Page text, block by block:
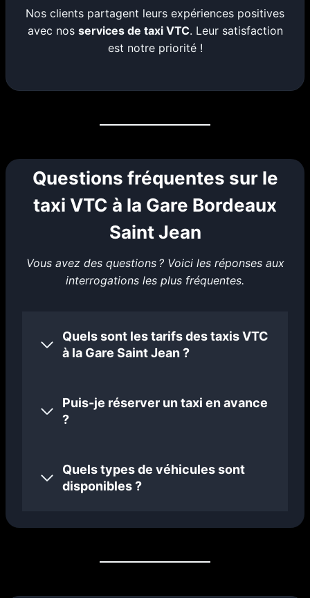
Nos clients partagent leurs expériences positives
avec nos services de taxi VTC. Leur satisfaction
est notre priorité !
Questions fréquentes sur le
taxi VTC à la Gare Bordeaux
Saint Jean
Vous avez des questions ? Voici les réponses aux
interrogations les plus fréquentes.
Quels sont les tarifs des taxis VTC
à la Gare Saint Jean ?
Puis-je réserver un taxi en avance
?
Quels types de véhicules sont
disponibles ?